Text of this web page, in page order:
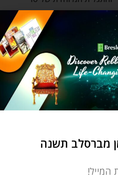
אייזק ניוטון – כוח המשיכה?
יז בתמוז תשעה באב ושלושת השבועות ⬦
לקרוא
שלושת השבועות וימי בין
המצרים: תעצמו את
המחשבה שרבי נחמן נתן לנו
מברסלב תשנה
המייל!